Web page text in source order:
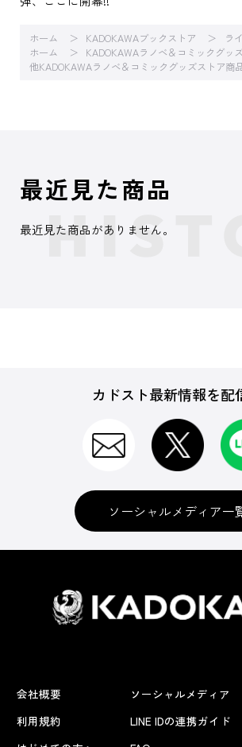
ホーム KADOKAWAブックストア
ラ
ホーム
KADOKAWAラノベ＆コミックグッ
他KADOKAWAラノベ＆コミックグッズストア商
最近見た商品
最近見た商品がありません。
カドスト最新情報を配
ソーシャルメディア一
会社概要
利用規約
ソーシャルメディア
LINE IDの連携ガイド